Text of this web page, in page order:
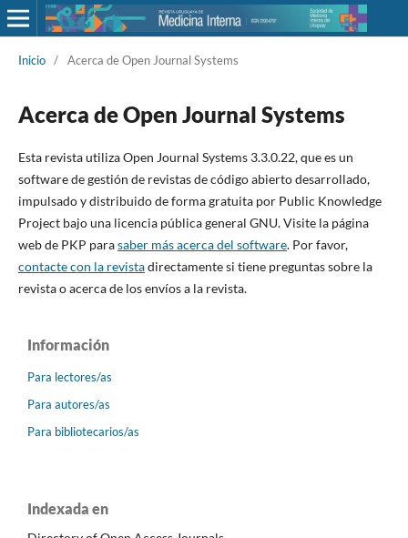
Inicio / Acerca de Open Journal Systems
Acerca de Open Journal Systems
Esta revista utiliza Open Journal Systems 3.3.0.22, que es un
software de gestión de revistas de código abierto desarrollado,
impulsado y distribuido de forma gratuita por Public Knowledge
Project bajo una licencia pública general GNU. Visite la página
web de PKP parasaber más acerca del software. Por favor,
contacte con la revistadirectamente si tiene preguntas sobre la
revista o acerca de los envíos a la revista.
Información
Para lectores/as
Para autores/as
Para bibliotecarios/as
Indexada en